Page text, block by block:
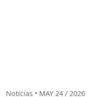
Noticias • MAY 24 / 2026